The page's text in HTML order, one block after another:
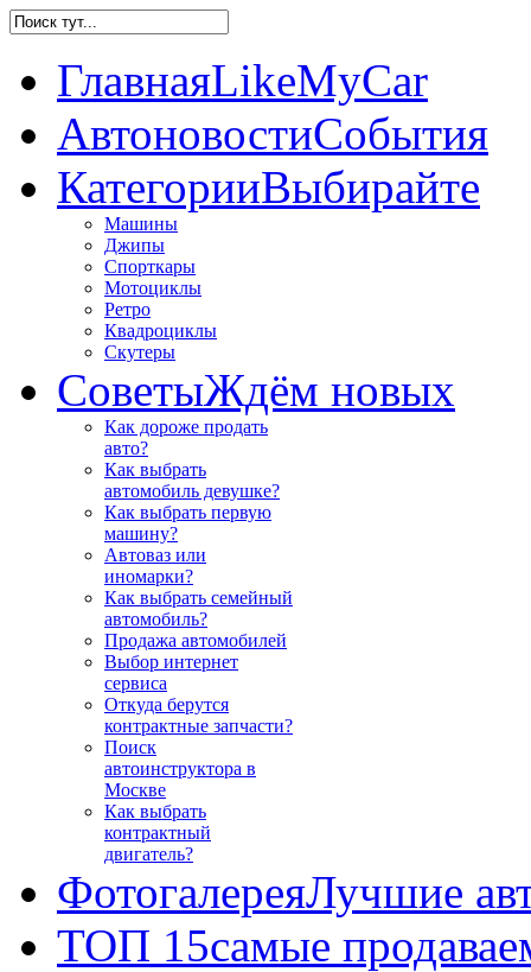
ГлавнаяLikeMyCar
АвтоновостиСобытия
КатегорииВыбирайте
Машины
Джипы
Спорткары
Мотоциклы
Ретро
Квадроциклы
Скутеры
СоветыЖдём новых
Как дороже продать
авто?
Как выбрать
автомобиль девушке?
Как выбрать первую
машину?
Автоваз или
иномарки?
Как выбрать семейный
автомобиль?
Продажа автомобилей
Выбор интернет
сервиса
Откуда берутся
контрактные запчасти?
Поиск
автоинструктора в
Москве
Как выбрать
контрактный
двигатель?
ФотогалереяЛучшие
ТОП 15самые